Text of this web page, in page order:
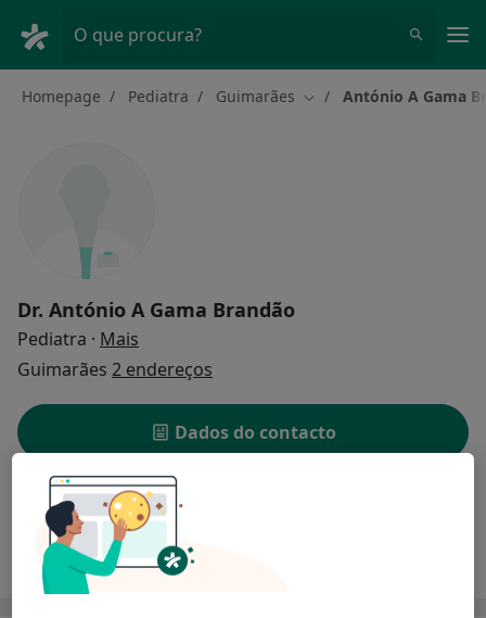
O que procura?
Homepage Pediatra Guimarães Mudar de cidade
António A Gama
Dr. António A Gama Brandão
Pediatra · Mais
Guimarães 2 endereços
Dados do contacto
Solicite um atendimento
Experiência Preços